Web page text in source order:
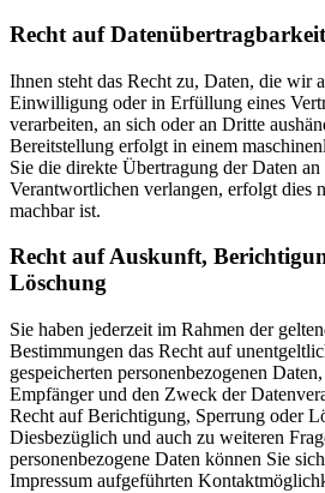
Recht auf Datenübertragbarkeit
Ihnen steht das Recht zu, Daten, die wir
Einwilligung oder in Erfüllung eines
verarbeiten, an sich oder an Dritte
Bereitstellung erfolgt in einem
Sie die direkte Übertragung der Daten an
Verantwortlichen verlangen, erfolgt dies
machbar ist.
Recht auf Auskunft,
Löschung
Sie haben jederzeit im Rahmen der
Bestimmungen das Recht auf
gespeicherten personenbezogenen
Empfänger und den Zweck der
Recht auf Berichtigung, Sperrung oder
Diesbezüglich und auch zu weiteren
personenbezogene Daten können Sie
Impressum aufgeführten